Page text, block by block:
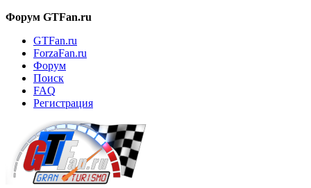
Форум GTFan.ru
GTFan.ru
ForzaFan.ru
Форум
Поиск
FAQ
Регистрация